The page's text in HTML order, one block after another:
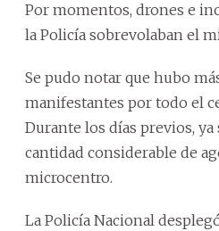
Por momentos, drones e
la Policía sobrevolaban el
Se pudo notar que hubo
manifestantes por todo el
Durante los días previos, ya
cantidad considerable de
microcentro.
La Policía Nacional